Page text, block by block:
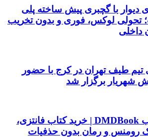
دیوار با گچبری پیش ساخته پلی
تحولی لوکس، فوری و بدون تخریب
داخلی
تیم طیف تهران در کرج با حضور
شهریار برگزار شد
فروشگاه کتاب DMDBook | خرید کتاب فانتزی،
رومنس و رمان بدون حذفیات